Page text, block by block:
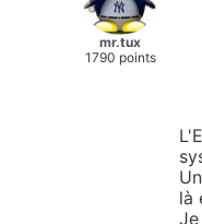
mr.tux
1790 points
là